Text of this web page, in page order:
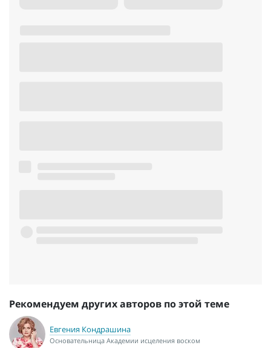
Рекомендуем других авторов по этой теме
Евгения Кондрашина
Основательница Академии исцеления воском